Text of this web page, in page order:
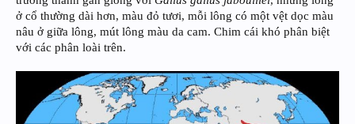
ở cổ thường dài hơn, màu đỏ tươi, mỗi lông có một vệt dọc màu
nâu ở giữa lông, mút lông màu da cam. Chim cái khó phân biệt
với các phân loài trên.